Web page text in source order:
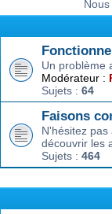
Un problème
Modérateur :
Sujets : 64
Faisons
N'hésitez
découvrir les
Sujets : 464